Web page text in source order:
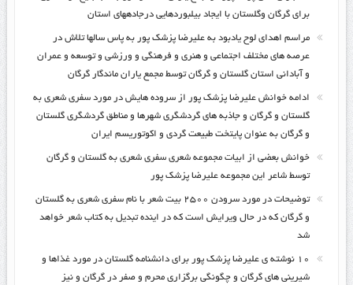
برای گرگان وگلستان با ایجاد بیلبوردهایی درجادههای استان
مراسم اهدای لوح یادبود به علیرضا پزشک پور به پاس سالها تلاش در
عرصه های مختلف اجتماعی و هنری و فرهنگی و ورزشی و توسعه و عمران
و آبادانی استان گلستان و گرگان توسط مجمع یاران ماندگار گرگان
ادامه خوانش علیرضا پزشک پور از سروده هایش در مورد سفری شعری به
گلستان و گرگان و جاذبه های گردشگری شهرها و مناطق گردشگری گلستان
و گرگان به عنوان پایتخت طبیعت گردی و اکوتوریسم ایران
خوانش بعضی از ابیات مجموعه شعری سفری شعری به گلستان و گرگان
توسط شاعر این مجموعه علیرضا پزشک پور
توضیحات در مورد سرودن ۲۵۰۰ بیت شعر با نام سفری شعری به گلستان
و گرگان که در حال ویرایش است که در اینده تبدیل به کتاب شعر خواهد
شد
۱۰ نوشته ی علیرضا پزشک پور برای دانشنامه گلستان در مورد غذاها و
شیرینی های گرگان و چگونگی برگزاری محرم و صفر در گرگان و نیز